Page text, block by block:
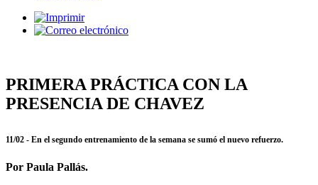
PRIMERA PRÁCTICA CON LA
PRESENCIA DE CHAVEZ
11/02 - En el segundo entrenamiento de la semana se sumó el nuevo refuerzo.
Por Paula Pallás.